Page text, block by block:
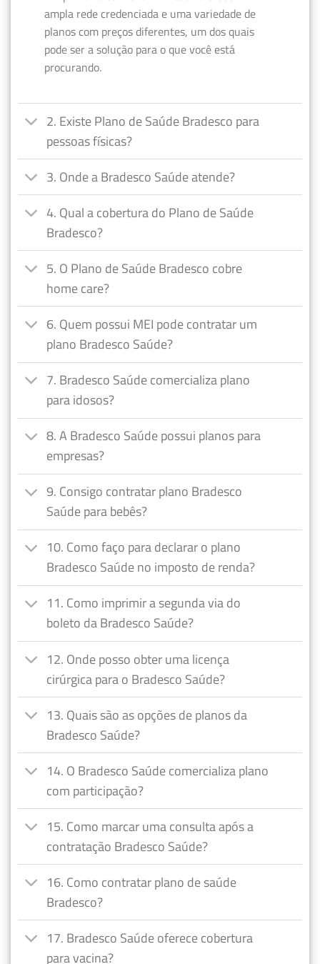
ampla rede credenciada e uma variedade de
planos com preços diferentes, um dos quais
pode ser a solução para o que você está
procurando.
2. Existe Plano de Saúde Bradesco para
pessoas físicas?
3. Onde a Bradesco Saúde atende?
4. Qual a cobertura do Plano de Saúde
Bradesco?
5. O Plano de Saúde Bradesco cobre
home care?
6. Quem possui MEI pode contratar um
plano Bradesco Saúde?
7. Bradesco Saúde comercializa plano
para idosos?
8. A Bradesco Saúde possui planos para
empresas?
9. Consigo contratar plano Bradesco
Saúde para bebês?
10. Como faço para declarar o plano
Bradesco Saúde no imposto de renda?
11. Como imprimir a segunda via do
boleto da Bradesco Saúde?
12. Onde posso obter uma licença
cirúrgica para o Bradesco Saúde?
13. Quais são as opções de planos da
Bradesco Saúde?
14. O Bradesco Saúde comercializa plano
com participação?
15. Como marcar uma consulta após a
contratação Bradesco Saúde?
16. Como contratar plano de saúde
Bradesco?
17. Bradesco Saúde oferece cobertura
para vacina?